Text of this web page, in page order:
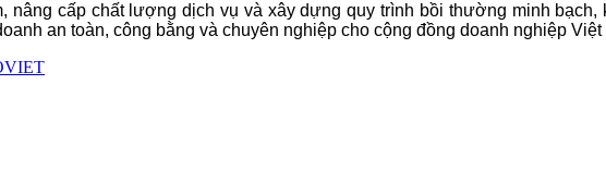
nâng cấp chất lượng dịch vụ và xây dựng quy trình bồi thường minh
an toàn, công bằng và chuyên nghiệp cho cộng đồng doanh nghiệp Việt